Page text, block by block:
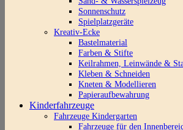
Sonnenschutz
Spielplatzgeräte
Kreativ-Ecke
Bastelmaterial
Farben & Stifte
Keilrahmen, Leinwände &
Kleben & Schneiden
Kneten & Modellieren
Papieraufbewahrung
Kinderfahrzeuge
Fahrzeuge Kindergarten
Fahrzeuge für den